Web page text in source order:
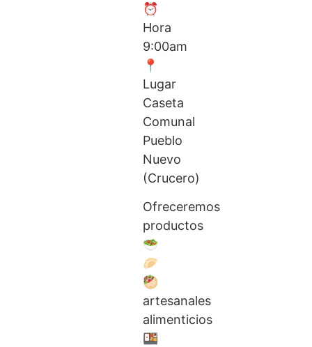
⏰
Hora
9:00am
📍
Lugar
Caseta
Comunal
Pueblo
Nuevo
(Crucero)
Ofreceremos
productos
🥗
🥟
🥙
artesanales
alimenticios
🍱